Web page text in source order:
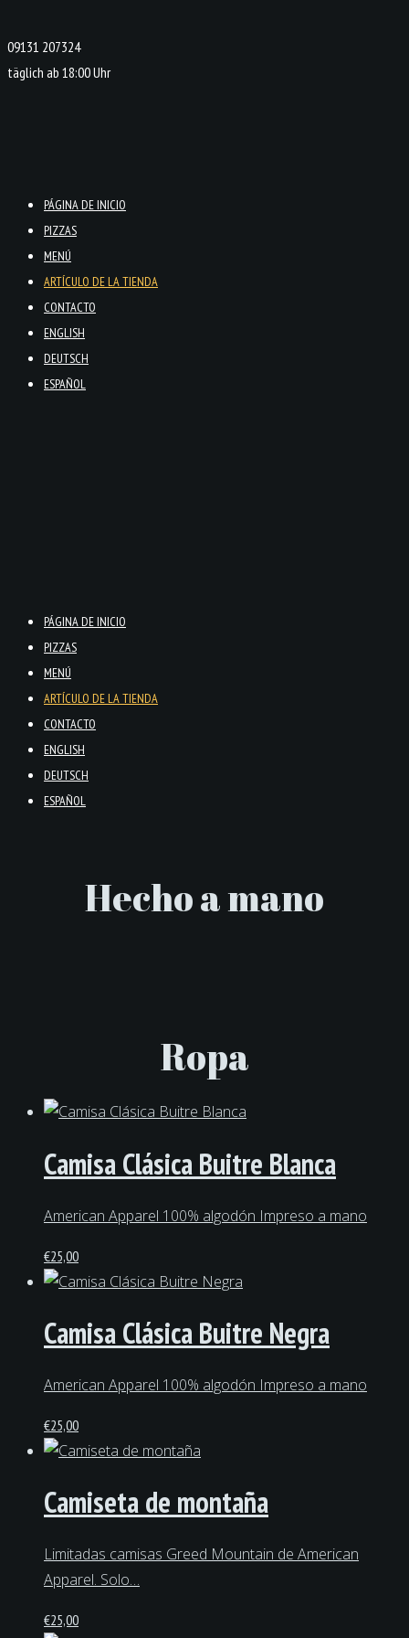
09131 207324
täglich ab 18:00 Uhr
PÁGINA DE INICIO
PIZZAS
MENÚ
ARTÍCULO DE LA TIENDA
CONTACTO
ENGLISH
DEUTSCH
ESPAÑOL
PÁGINA DE INICIO
PIZZAS
MENÚ
ARTÍCULO DE LA TIENDA
CONTACTO
ENGLISH
DEUTSCH
ESPAÑOL
Hecho a mano
Ropa
Camisa Clásica Buitre Blanca
American Apparel 100% algodón Impreso a mano
€25,00
Camisa Clásica Buitre Negra
American Apparel 100% algodón Impreso a mano
€25,00
Camiseta de montaña
Limitadas camisas Greed Mountain de American
Apparel. Solo…
€25,00